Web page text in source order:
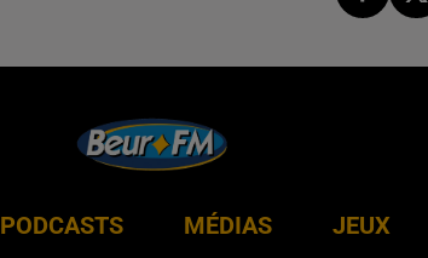
PODCASTS MÉDIAS JEUX